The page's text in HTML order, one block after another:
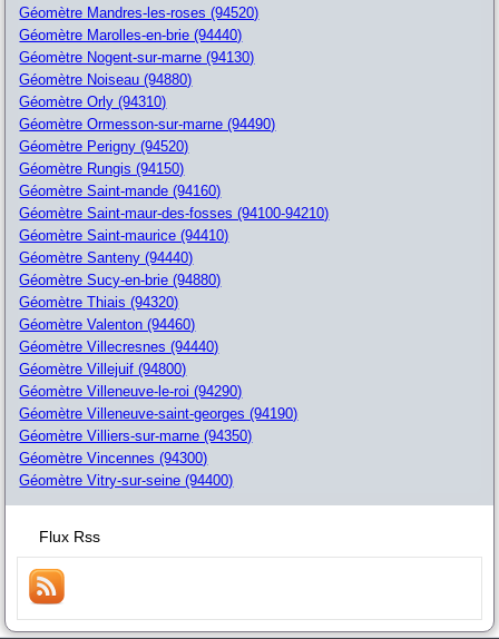
Géomètre Mandres-les-roses (94520)
Géomètre Marolles-en-brie (94440)
Géomètre Nogent-sur-marne (94130)
Géomètre Noiseau (94880)
Géomètre Orly (94310)
Géomètre Ormesson-sur-marne (94490)
Géomètre Perigny (94520)
Géomètre Rungis (94150)
Géomètre Saint-mande (94160)
Géomètre Saint-maur-des-fosses (94100-94210)
Géomètre Saint-maurice (94410)
Géomètre Santeny (94440)
Géomètre Sucy-en-brie (94880)
Géomètre Thiais (94320)
Géomètre Valenton (94460)
Géomètre Villecresnes (94440)
Géomètre Villejuif (94800)
Géomètre Villeneuve-le-roi (94290)
Géomètre Villeneuve-saint-georges (94190)
Géomètre Villiers-sur-marne (94350)
Géomètre Vincennes (94300)
Géomètre Vitry-sur-seine (94400)
Flux Rss